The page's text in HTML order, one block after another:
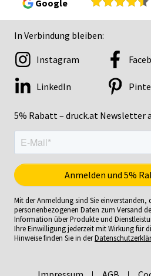
Google
In Verbindung bleiben:
5% Rabatt – druck.at Newsletter
Instagram
LinkedIn
Mit der Anmeldung sind Sie einverstanden,
personenbezogenen Daten zum Versand
Information über Produkte und
Ihre Einwilligung jederzeit mit Wirkung für
Hinweise finden Sie in der